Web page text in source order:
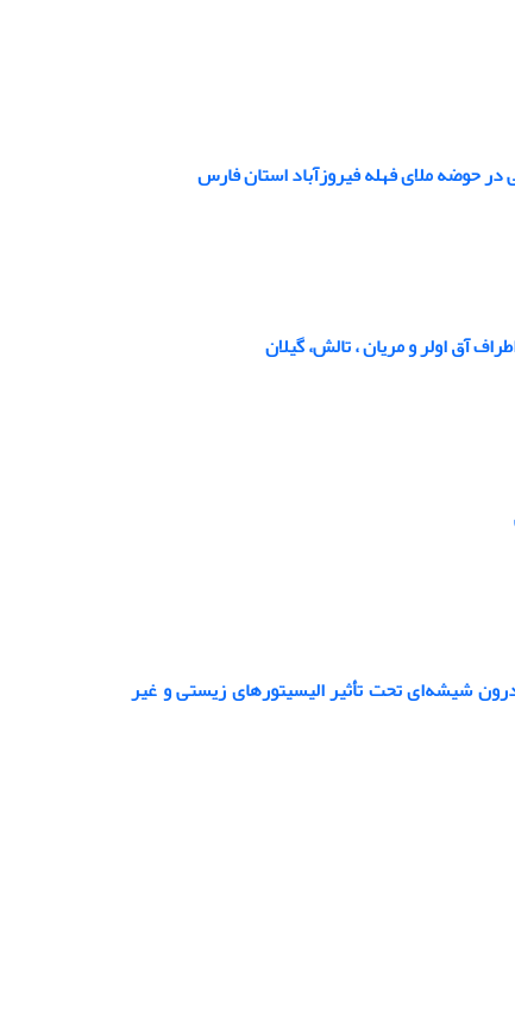
حوضه ملای فهله فیروزآباد استان فارس
آق اولر و مریان ، تالش، گیلان
شیشه‌ای تحت تأثیر الیسیتورهای زیستی و غیر